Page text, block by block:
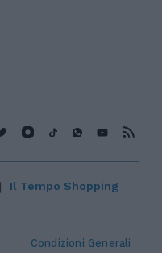
Condizioni Generali
Il Tempo Shopping